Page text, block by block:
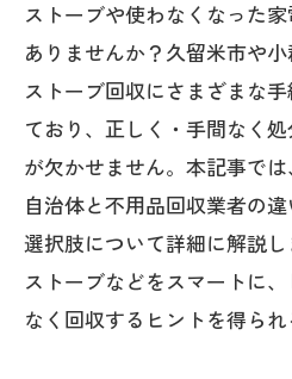
ストーブや使わなくなった
ありませんか？久留米市や
ストーブ回収にさまざまな
ており、正しく・手間なく
が欠かせません。本記事で
自治体と不用品回収業者の
選択肢について詳細に解説
ストーブなどをスマートに
なく回収するヒントを得られ